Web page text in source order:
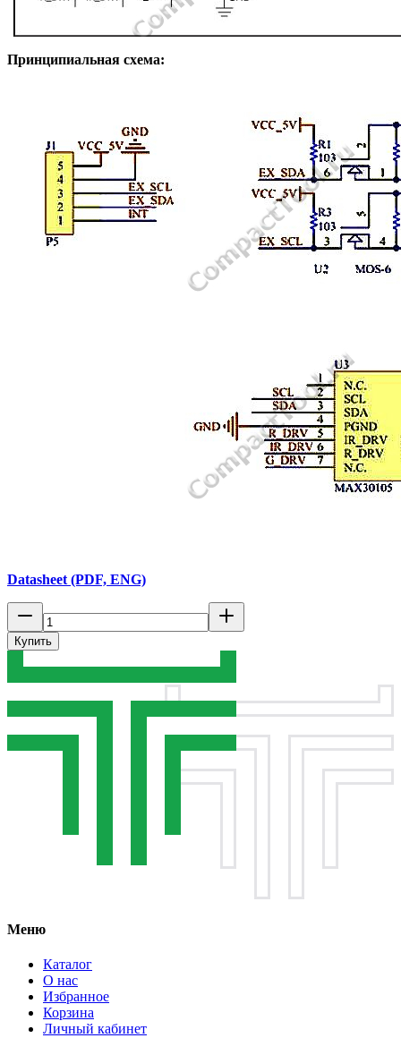
Принципиальная схема:
Datasheet (PDF, ENG)
Купить
Меню
Каталог
О нас
Избранное
Корзина
Личный кабинет